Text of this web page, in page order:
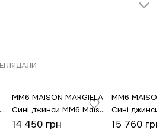
Сині джинси Emporio Armani з бавовни
MM6 MAISON MARGIELA
Сині джинси MM6 Maison Margiela з бавовни
14 450 грн
MM6 MAISON
15 760 грн